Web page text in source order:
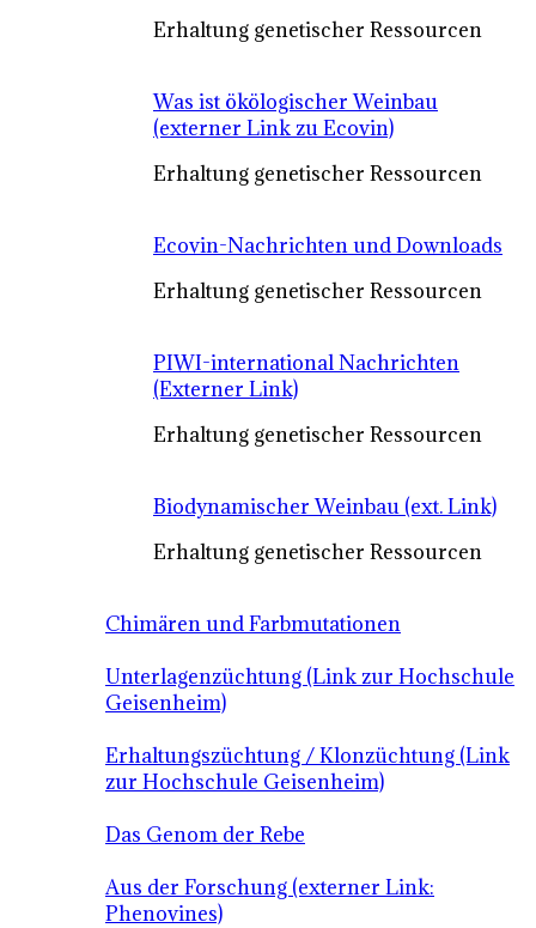
Erhaltung genetischer Ressourcen
Was ist ökölogischer Weinbau
(externer Link zu Ecovin)
Erhaltung genetischer Ressourcen
Ecovin-Nachrichten und Downloads
Erhaltung genetischer Ressourcen
PIWI-international Nachrichten
(Externer Link)
Erhaltung genetischer Ressourcen
Biodynamischer Weinbau (ext. Link)
Erhaltung genetischer Ressourcen
Chimären und Farbmutationen
Unterlagenzüchtung (Link zur Hochschule
Geisenheim)
Erhaltungszüchtung / Klonzüchtung (Link
zur Hochschule Geisenheim)
Das Genom der Rebe
Aus der Forschung (externer Link:
Phenovines)